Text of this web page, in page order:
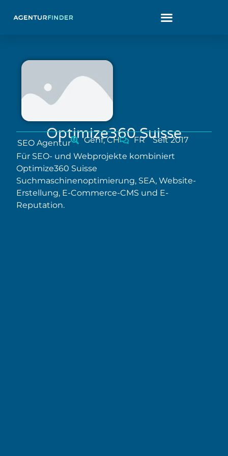
Optimize360 Suisse
SEO Agentur Genf, CH FR
Seit 2017
Für SEO- und Webprojekte kombiniert
Optimize360 Suisse
Suchmaschinenoptimierung, SEA, Website-
Erstellung, E-Commerce-CMS und E-
Reputation.